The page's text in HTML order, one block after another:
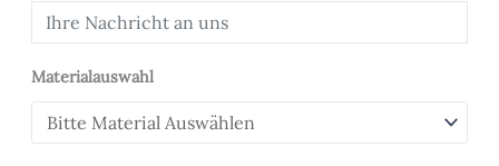
Materialauswahl